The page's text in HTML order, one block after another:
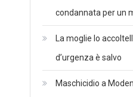
condannata per un
La moglie lo
d’urgenza è salvo
Maschicidio a